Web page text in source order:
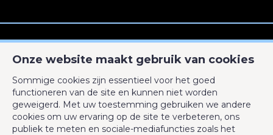
Onze website maakt gebruik van cookies
Sommige cookies zijn essentieel voor het goed
functioneren van de site en kunnen niet worden
geweigerd. Met uw toestemming gebruiken we andere
cookies om uw ervaring op de site te verbeteren, ons
publiek te meten en sociale-mediafuncties zoals het
ACTIMMO
Rue de la Coquinie 53
7700 Mouscron
0495 30 20 10
info@act-immo.be